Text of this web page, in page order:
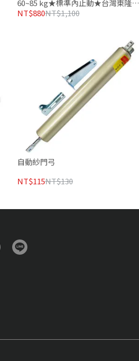
60~85 kg★標準內止動★台灣東隆五
金製造品質有保證
NT$880NT$1,100
自動紗門弓
NT$115NT$130